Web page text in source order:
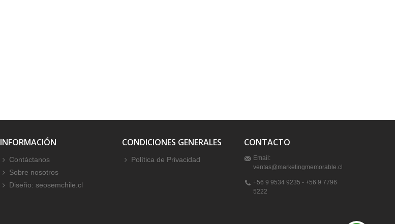
INFORMACIÓN
Contáctanos
Sobre nosotros
Diseño: seosemchile.cl
CONDICIONES GENERALES
Política de Privacidad
CONTACTO
Email:
ventas@marketingmemorable.cl
+56 9 9534 9235 - +56 9 7796
5222